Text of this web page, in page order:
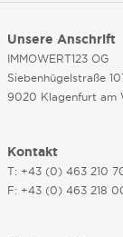
Unsere Anschrift
IMMOWERT123 OG
Siebenhügelstraße
9020 Klagenfurt am
Kontakt
T: +43 (0) 463 210
F: +43 (0) 463 218